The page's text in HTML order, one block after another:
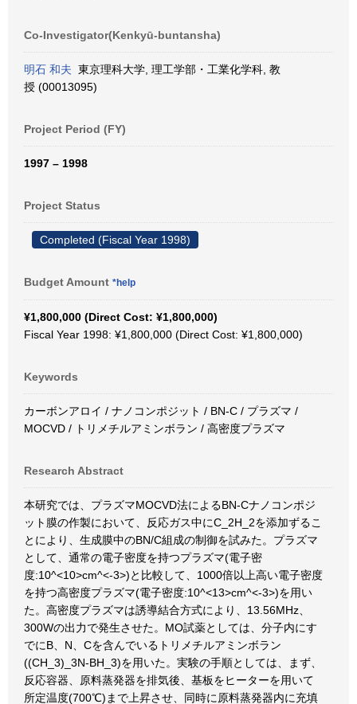
Co-Investigator(Kenkyū-buntansha)
明石 和夫 東京理科大学, 理工学部・工業化学科, 教
授 (00013095)
Project Period (FY)
1997 – 1998
Project Status
Completed (Fiscal Year 1998)
Budget Amount *help
¥1,800,000 (Direct Cost: ¥1,800,000)
Fiscal Year 1998: ¥1,800,000 (Direct Cost: ¥1,800,000)
Keywords
カーボンアロイ / ナノコンポジット / BN-C / プラズマ /
MOCVD / トリメチルアミンボラン / 高密度プラズマ
Research Abstract
本研究では、プラズマMOCVD法によるBN-Cナノコンポジ
ット膜の作製において、反応ガス中にC_2H_2を添加ずるこ
とにより、生成膜中のBN/C組成の制御を試みた。プラズマ
として、通常の電子密度を持つプラズマ(電子密
度:10^<10>cm^<-3>)と比較して、1000倍以上高い電子密度
を持つ高密度プラズマ(電子密度:10^<13>cm^<-3>)を用い
た。高密度プラズマは誘導結合方式により、13.56MHz、
300Wの出力で発生させた。MO試薬としては、分子内にす
でにB、N、Cを含んでいるトリメチルアミンボラン
((CH_3)_3N-BH_3)を用いた。実験の手順としては、まず、
反応容器、原料蒸発器を排気後、基板をヒーターを用いて
所定温度(700℃)まで上昇させ、同時に原料蒸発器内に充填